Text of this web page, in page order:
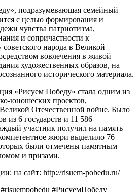
подразумевающая семейный
с целью формирования и
чувства патриотизма,
и сопричастности к
народа в Великой
вовлечения в живой
художественных образов, на
исторического материала.
«Рисуем Победу» стала одним из
юношеских проектов,
Отечественной войне. Было
из 6 государств и 11 586
участник получил на память
жюри выделило 76
были отмечены памятным
и призами.
на сайт: http://risuem-pobedu.ru/
#РисуемПобеду